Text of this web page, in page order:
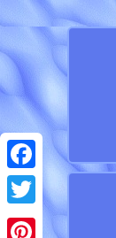
Facebook
Twitter